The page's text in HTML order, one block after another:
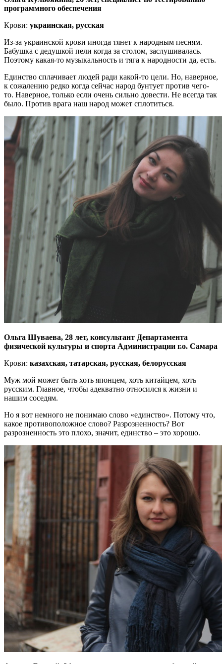
программного обеспечения
Крови: украинская, русская
Из-за украинской крови иногда тянет к народным песням.
Бабушка с дедушкой пели когда за столом, заслушивалась.
Поэтому какая-то музыкальность и тяга к народности да, есть.
Единство сплачивает людей ради какой-то цели. Но, наверное,
к сожалению редко когда сейчас народ бунтует против чего-
то. Наверное, только если очень сильно довести. Не всегда так
было. Против врага наш народ может сплотиться.
Ольга Шуваева, 28 лет, консультант Департамента
физической культуры и спорта Администрации г.о. Самара
Крови: казахская, татарская, русская, белорусская
Муж мой может быть хоть японцем, хоть китайцем, хоть
русским. Главное, чтобы адекватно относился к жизни и
нашим соседям.
Но я вот немного не понимаю слово «единство». Потому что,
какое противоположное слово? Разрозненность? Вот
разрозненность это плохо, значит, единство – это хорошо.